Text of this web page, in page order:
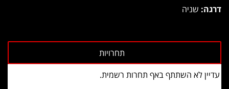
דרגה: שניה
עדיין לא השתתף באף תחרות רשמית.